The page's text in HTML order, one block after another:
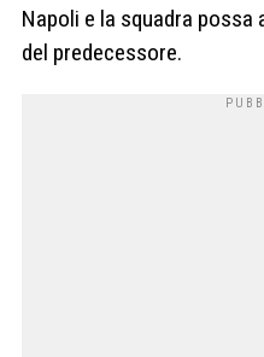
Napoli e la squadra possa
del predecessore.